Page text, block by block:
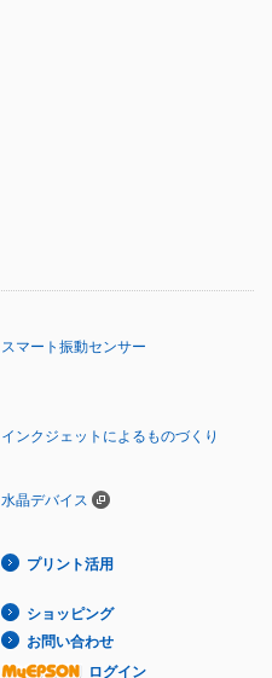
スマート振動センサー
インクジェットによるものづくり
水晶デバイス
プリント活用
ショッピング
お問い合わせ
ログイン